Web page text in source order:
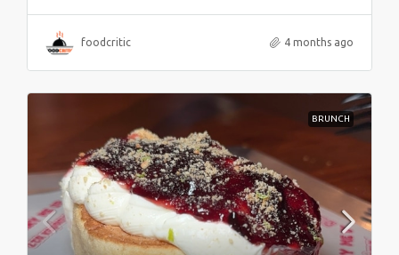
foodcritic 4 months ago
BRUNCH